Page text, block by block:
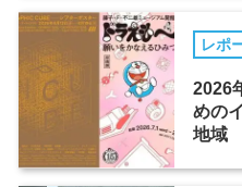
レポ
2026
めの
地域